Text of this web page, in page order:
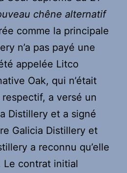
chêne alternatif
comme la principale
n’a pas payé une
appelée Litco
Oak, qui n’était
a versé un
Distillery et a signé
Galicia Distillery et
a reconnu qu’elle
Le contrat initial